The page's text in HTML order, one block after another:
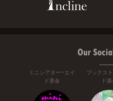
Our
ミニシアター・エイ
ド基金
ブックス
ド